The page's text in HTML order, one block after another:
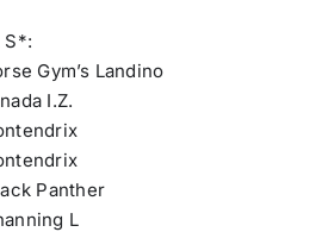
S*:
Gym’s Landino
I.Z.
Panther
L